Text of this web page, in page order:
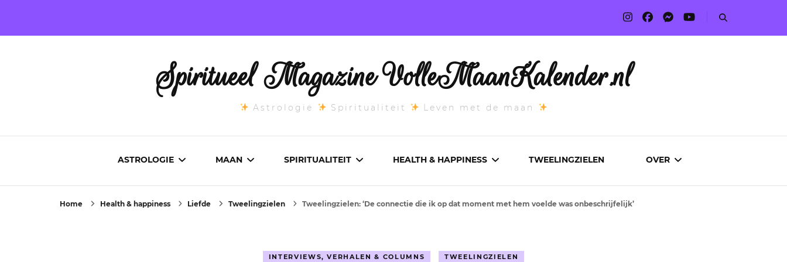
Spiritueel Magazine VolleMaanKalender.nl
Astrologie Spiritualiteit Leven met de maan
ASTROLOGIE
ASCENDANT
MAAN SPIRITUALITEIT HEALTH & HAPPINESS TWEELINGZIELEN OVER
Home Health & happiness Liefde Tweelingzielen Tweelingzielen: ‘De connectie die ik op dat moment met hem voelde was onbeschrijfelijk’
INTERVIEWS, VERHALEN & COLUMNS TWEELINGZIELEN